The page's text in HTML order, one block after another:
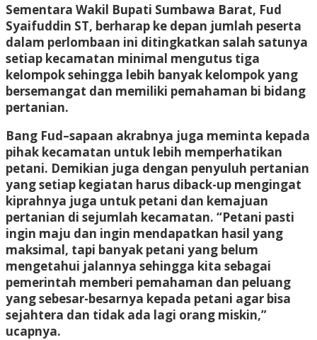
Sementara Wakil Bupati Sumbawa Barat, Fud
Syaifuddin ST, berharap ke depan jumlah peserta
dalam perlombaan ini ditingkatkan salah satunya
setiap kecamatan minimal mengutus tiga
kelompok sehingga lebih banyak kelompok yang
bersemangat dan memiliki pemahaman bi bidang
pertanian.
Bang Fud–sapaan akrabnya juga meminta kepada
pihak kecamatan untuk lebih memperhatikan
petani. Demikian juga dengan penyuluh pertanian
yang setiap kegiatan harus diback-up mengingat
kiprahnya juga untuk petani dan kemajuan
pertanian di sejumlah kecamatan. “Petani pasti
ingin maju dan ingin mendapatkan hasil yang
maksimal, tapi banyak petani yang belum
mengetahui jalannya sehingga kita sebagai
pemerintah memberi pemahaman dan peluang
yang sebesar-besarnya kepada petani agar bisa
sejahtera dan tidak ada lagi orang miskin,”
ucapnya.